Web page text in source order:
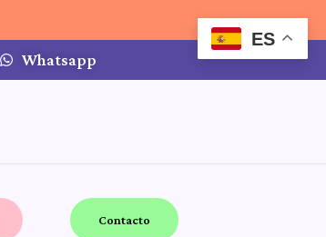
Whatsapp
Contacto
ES